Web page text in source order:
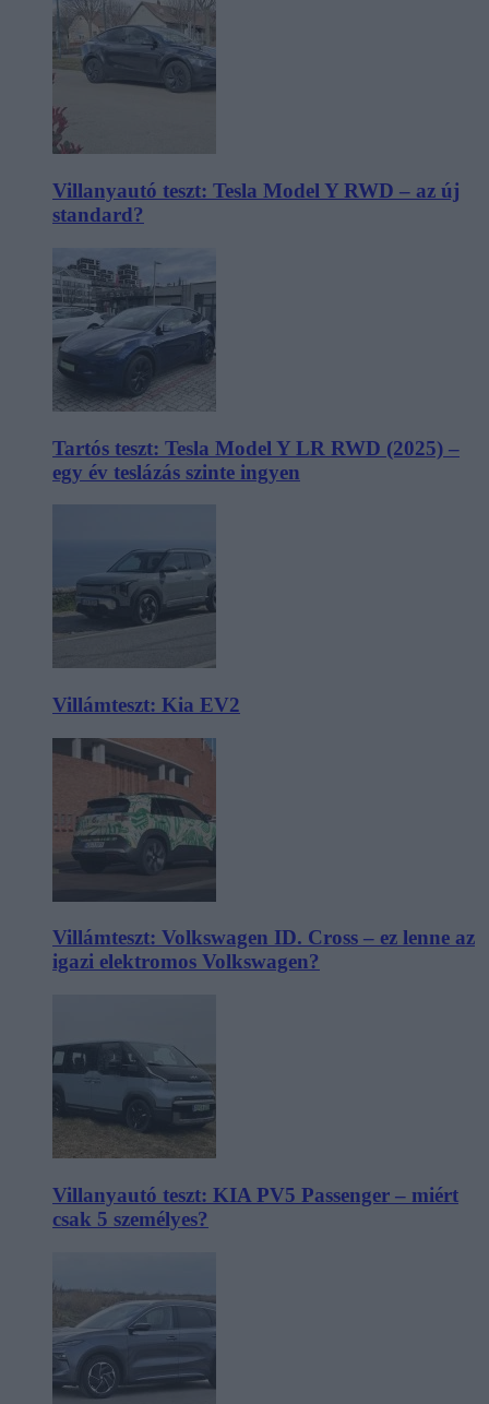
Villanyautó teszt: Tesla Model Y RWD – az új
standard?
Tartós teszt: Tesla Model Y LR RWD (2025) –
egy év teslázás szinte ingyen
Villámteszt: Kia EV2
Villámteszt: Volkswagen ID. Cross – ez lenne az
igazi elektromos Volkswagen?
Villanyautó teszt: KIA PV5 Passenger – miért
csak 5 személyes?